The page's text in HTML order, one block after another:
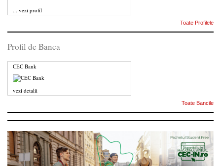
... vezi profil
Toate Profilele
Profil de Banca
CEC Bank
vezi detalii
Toate Bancile